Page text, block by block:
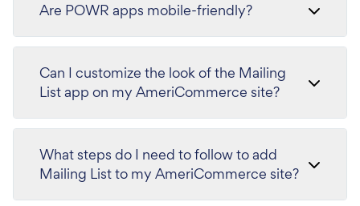
Are POWR apps mobile-friendly?
Can I customize the look of the Mailing
List app on my AmeriCommerce site?
What steps do I need to follow to add
Mailing List to my AmeriCommerce site?